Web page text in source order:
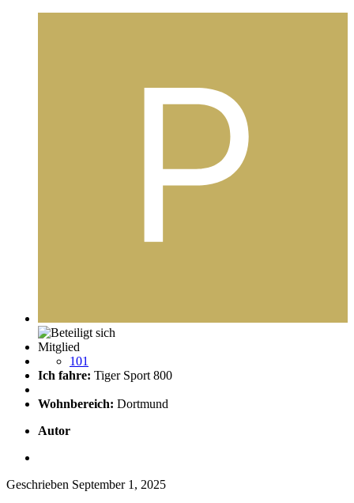
Mitglied
101
Ich fahre: Tiger Sport 800
Wohnbereich: Dortmund
Autor
Geschrieben September 1, 2025